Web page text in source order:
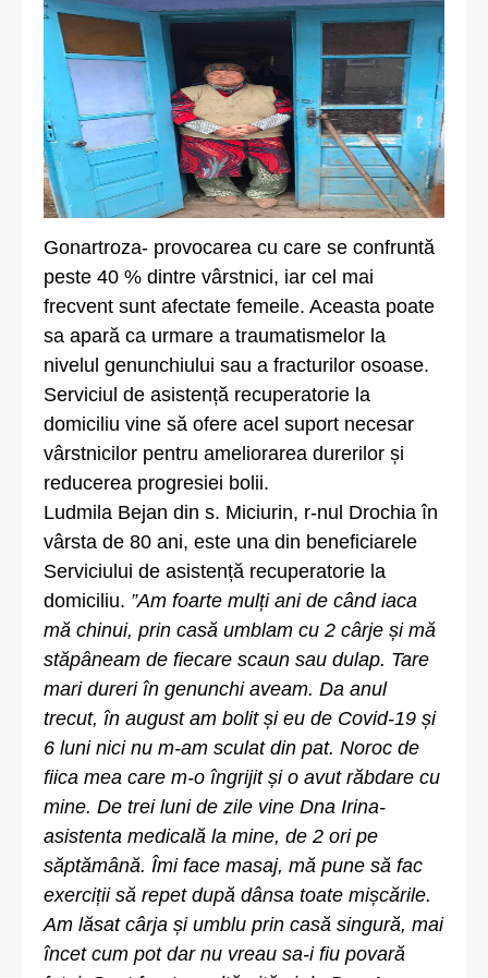
Gonartroza- provocarea cu care se confruntă
peste 40 % dintre vârstnici, iar cel mai
frecvent sunt afectate femeile. Aceasta poate
sa apară ca urmare a traumatismelor la
nivelul genunchiului sau a fracturilor osoase.
Serviciul de asistență recuperatorie la
domiciliu vine să ofere acel suport necesar
vârstnicilor pentru ameliorarea durerilor și
reducerea progresiei bolii.
Ludmila Bejan din s. Miciurin, r-nul Drochia în
vârsta de 80 ani, este una din beneficiarele
Serviciului de asistență recuperatorie la
domiciliu. ”Am foarte mulți ani de când iaca
mă chinui, prin casă umblam cu 2 cârje și mă
stăpâneam de fiecare scaun sau dulap. Tare
mari dureri în genunchi aveam. Da anul
trecut, în august am bolit și eu de Covid-19 și
6 luni nici nu m-am sculat din pat. Noroc de
fiica mea care m-o îngrijit și o avut răbdare cu
mine. De trei luni de zile vine Dna Irina-
asistenta medicală la mine, de 2 ori pe
săptămână. Îmi face masaj, mă pune să fac
exerciții să repet după dânsa toate mișcările.
Am lăsat cârja și umblu prin casă singură, mai
încet cum pot dar nu vreau sa-i fiu povară